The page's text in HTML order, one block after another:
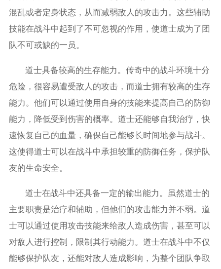
混乱或者定身状态，从而减弱敌人的攻击力。这些辅助
技能在战斗中起到了不可忽视的作用，使道士成为了团
队不可或缺的一员。
道士具备较高的生存能力。传奇中的战斗环境十分
危险，很容易遭受敌人的攻击，而道士拥有较高的生存
能力。他们可以通过使用自身的技能来提高自己的防御
能力，降低受到伤害的概率。道士还能够自我治疗，快
速恢复自己的血量，确保自己能够长时间地参与战斗。
这使得道士可以在战斗中承担较重的防御任务，保护队
友的生命安全。
道士在战斗中还具备一定的输出能力。虽然道士的
主要职责是治疗和辅助，但他们的攻击能力并不弱。道
士可以通过使用攻击技能来给敌人造成伤害，甚至可以
对敌人进行控制，限制其行动能力。道士在战斗中不仅
能够保护队友，还能对敌人造成影响，为整个团队争取